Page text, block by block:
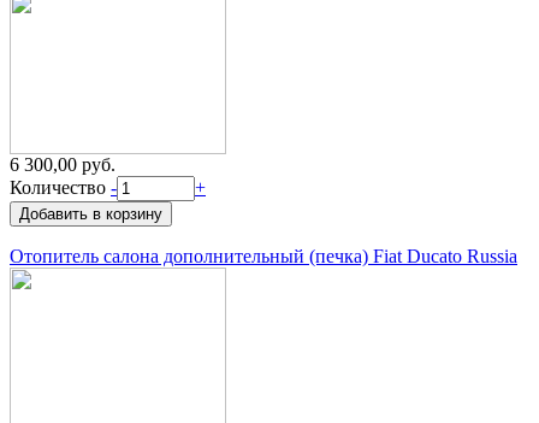
6 300,00 руб.
Количество - +
Отопитель салона дополнительный (печка) Fiat Ducato Russia